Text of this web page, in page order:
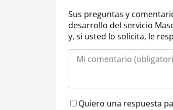
Sus preguntas y
desarrollo del servicio
y, si usted lo solicita, le
Quiero una respuesta